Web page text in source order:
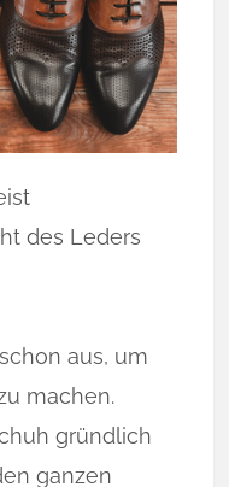
des Leders
aus, um
machen.
gründlich
ganzen